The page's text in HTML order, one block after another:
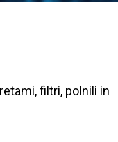
filtri, polnili in